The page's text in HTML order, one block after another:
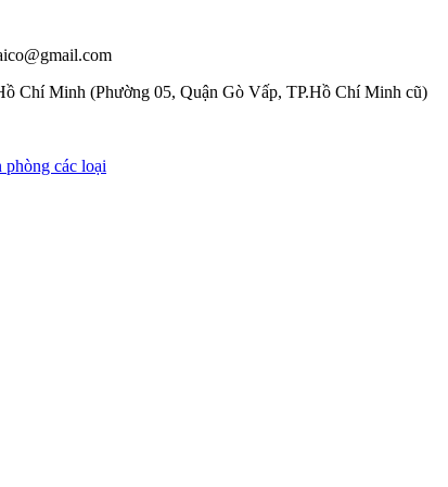
Chí Minh (Phường 05, Quận Gò Vấp, TP.Hồ Chí Minh cũ)